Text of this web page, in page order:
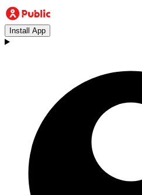
Install App